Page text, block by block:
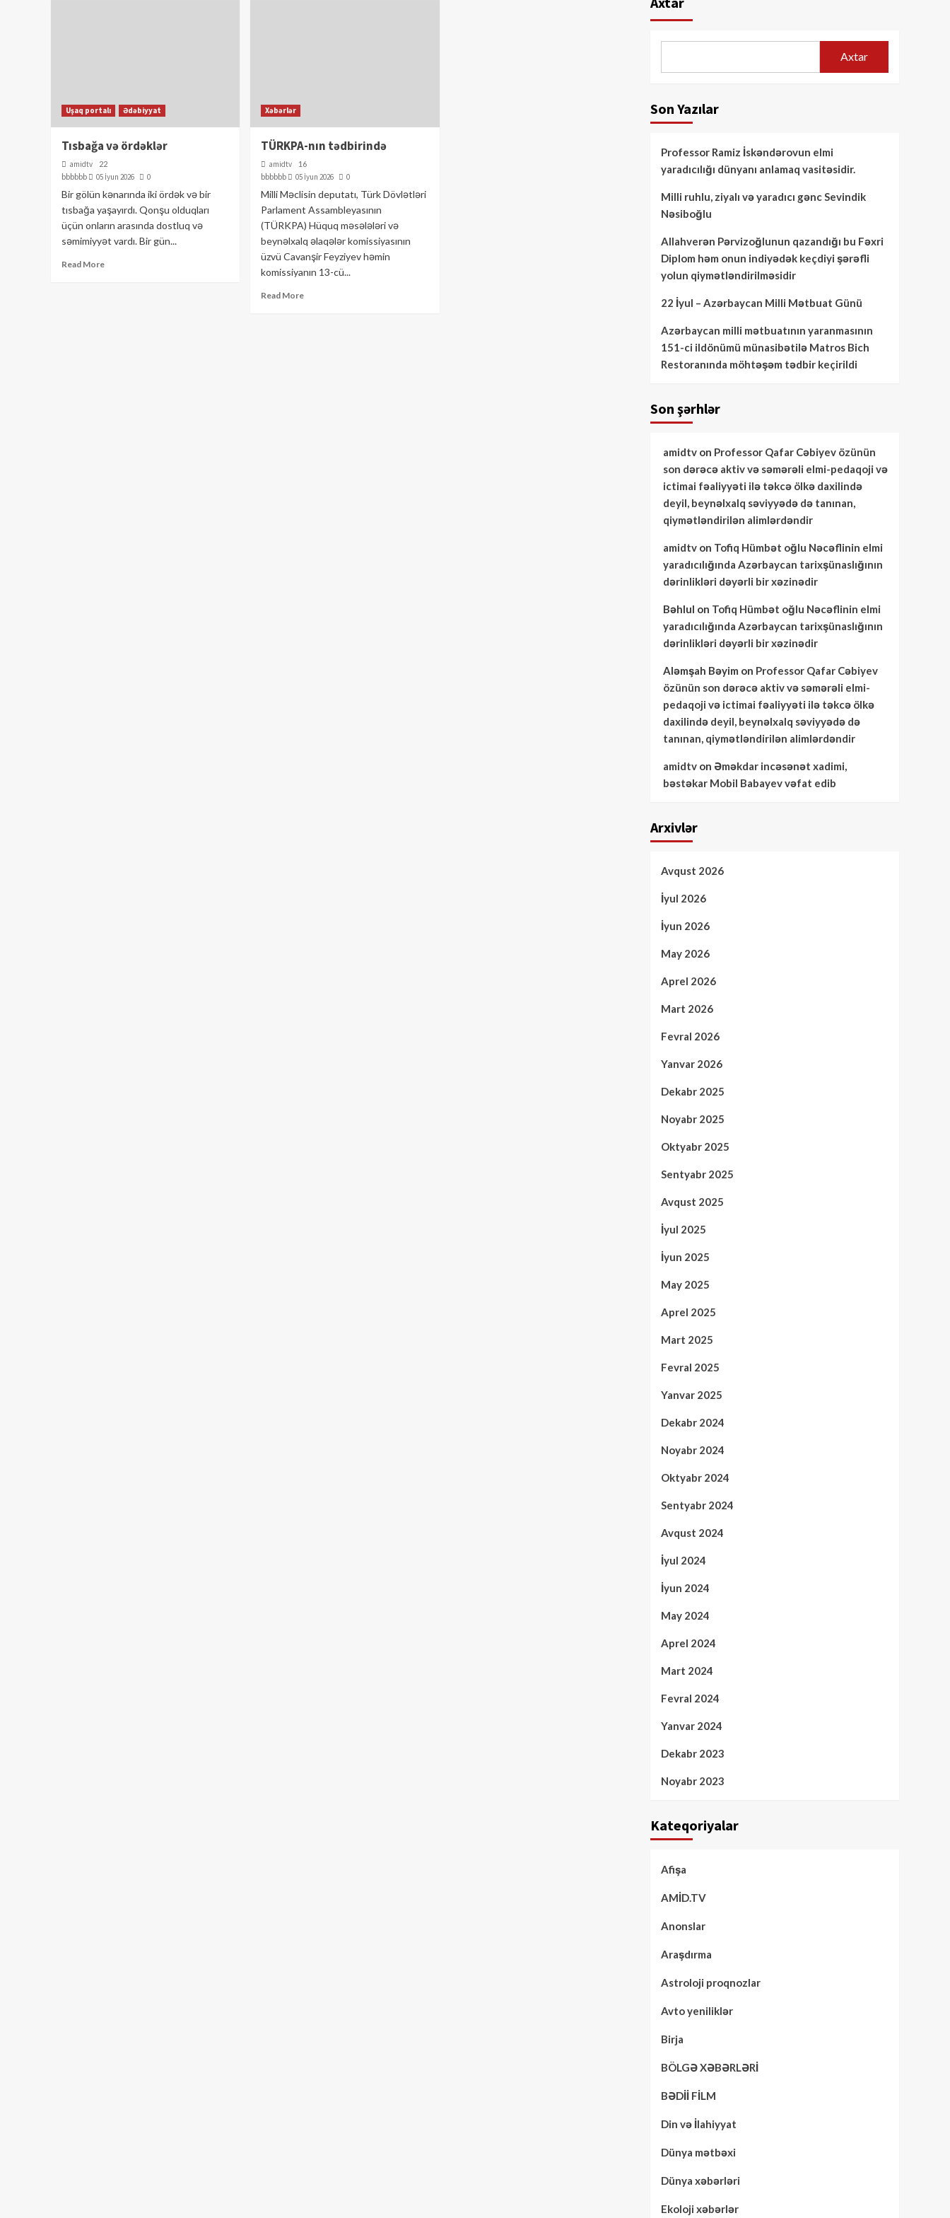
Uşaq portalı Ədəbiyyat
Tısbağa və ördəklər
amidtv
22
bbbbbb
05 İyun 2026 0
Bir gölün kənarında iki ördək və bir
tısbağa yaşayırdı. Qonşu olduqları
üçün onların arasında dostluq və
səmimiyyət vardı. Bir gün...
Read More
Xəbərlər
TÜRKPA-nın tədbirində
amidtv
16
bbbbbb
05 İyun 2026 0
Milli Məclisin deputatı, Türk Dövlətləri
Parlament Assambleyasının
(TÜRKPA) Hüquq məsələləri və
beynəlxalq əlaqələr komissiyasının
üzvü Cavanşir Feyziyev həmin
komissiyanın 13-cü...
Read More
Axtar
Son Yazılar
Professor Ramiz İskəndərovun elmi
yaradıcılığı dünyanı anlamaq vasitəsidir.
Milli ruhlu, ziyalı və yaradıcı gənc Sevindik
Nəsiboğlu
Allahverən Pərvizoğlunun qazandığı bu Fəxri
Diplom həm onun indiyədək keçdiyi şərəfli
yolun qiymətləndirilməsidir
22 İyul – Azərbaycan Milli Mətbuat Günü
Azərbaycan milli mətbuatının yaranmasının
151-ci ildönümü münasibətilə Matros Bich
Restoranında möhtəşəm tədbir keçirildi
Son şərhlər
amidtvon Professor Qafar Cəbiyev özünün
son dərəcə aktiv və səmərəli elmi-pedaqoji və
ictimai fəaliyyəti ilə təkcə ölkə daxilində
deyil, beynəlxalq səviyyədə də tanınan,
qiymətləndirilən alimlərdəndir
amidtvon Tofiq Hümbət oğlu Nəcəflinin elmi
yaradıcılığında Azərbaycan tarixşünaslığının
dərinlikləri dəyərli bir xəzinədir
Bəhlul on Tofiq Hümbət oğlu Nəcəflinin elmi
yaradıcılığında Azərbaycan tarixşünaslığının
dərinlikləri dəyərli bir xəzinədir
Aləmşah Bəyim on Professor Qafar Cəbiyev
özünün son dərəcə aktiv və səmərəli elmi-
pedaqoji və ictimai fəaliyyəti ilə təkcə ölkə
daxilində deyil, beynəlxalq səviyyədə də
tanınan, qiymətləndirilən alimlərdəndir
amidtvon Əməkdar incəsənət xadimi,
bəstəkar Mobil Babayev vəfat edib
Arxivlər
Avqust 2026
İyul 2026
İyun 2026
May 2026
Aprel 2026
Mart 2026
Fevral 2026
Yanvar 2026
Dekabr 2025
Noyabr 2025
Oktyabr 2025
Sentyabr 2025
Avqust 2025
İyul 2025
İyun 2025
May 2025
Aprel 2025
Mart 2025
Fevral 2025
Yanvar 2025
Dekabr 2024
Noyabr 2024
Oktyabr 2024
Sentyabr 2024
Avqust 2024
İyul 2024
İyun 2024
May 2024
Aprel 2024
Mart 2024
Fevral 2024
Yanvar 2024
Dekabr 2023
Noyabr 2023
Kateqoriyalar
Afişa
AMİD.TV
Anonslar
Araşdırma
Astroloji proqnozlar
Avto yeniliklər
Birja
BÖLGƏ XƏBƏRLƏRİ
BƏDİİ FİLM
Din və İlahiyyat
Dünya mətbəxi
Dünya xəbərləri
Ekoloji xəbərlər